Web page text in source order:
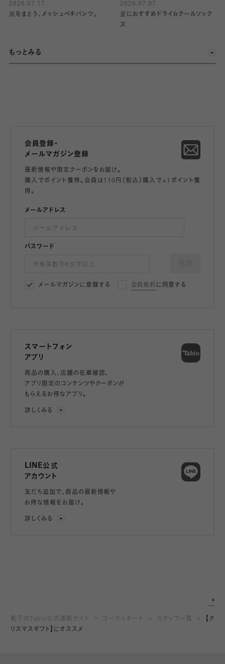
2026.07.17
風をまとう、メッシュペチパンツ。
2026.07.07
夏におすすめドライ&クールソック
ス
もっとみる
会員登録・
メールマガジン登録
最新情報や限定クーポンをお届け。
購入でポイント獲得。会員は110円（税込）購入で+1ポイント獲
得。
メールアドレス
パスワード
メールマガジンに登録する 会員規約 に同意する
スマートフォン
アプリ
商品の購入、店舗の在庫確認、
アプリ限定のコンテンツやクーポンが
もらえるお得なアプリ。
詳しくみる
LINE公式
アカウント
友だち追加で、 商品の最新情報や
お得な情報をお届け。
詳しくみる
靴下のTabio公式通販サイト コーディネート スタッフ一覧
【ク
リスマスギフト】にオススメ